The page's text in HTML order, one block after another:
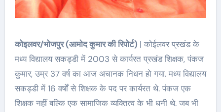
कोइलवर/भोजपुर (आमोद कुमार की रिपोर्ट) | कोईलवर प्रखंड के
मध्य विद्यालय सकड्डी में 2003 से कार्यरत प्रखंड शिक्षक, पंकज
कुमार, उम्र 37 वर्ष का आज अचानक निधन हो गया. मध्य विद्यालय
सकड्डी में 16 वर्षों से शिक्षक के पद पर कार्यरत थे. पंकज एक
शिक्षक नहीं बल्कि एक सामाजिक व्यक्तित्व के भी धनी थे. जब भी